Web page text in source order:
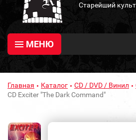
Старейший
МЕНЮ
Главная Каталог CD / DVD / Винил
CD Exciter "The Dark Command"